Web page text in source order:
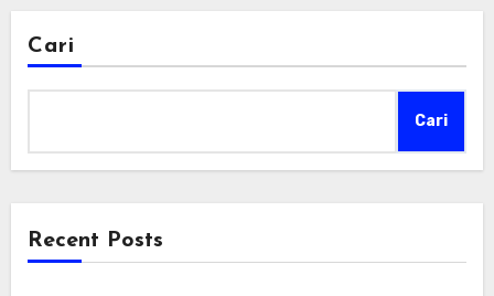
Cari
Cari
Recent Posts